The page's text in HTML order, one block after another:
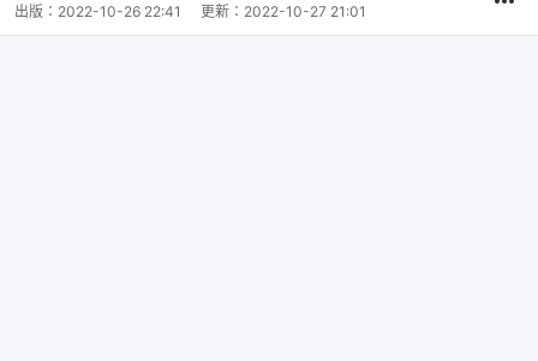
出版： 2022-10-26 22:41 更新： 2022-10-27 21:01